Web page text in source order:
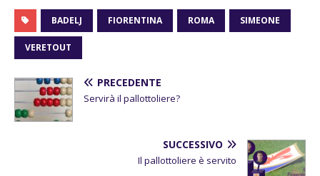
BADELJ FIORENTINA ROMA SIMEONE
VERETOUT
PRECEDENTE
Servirà il pallottoliere?
SUCCESSIVO
Il pallottoliere è servito